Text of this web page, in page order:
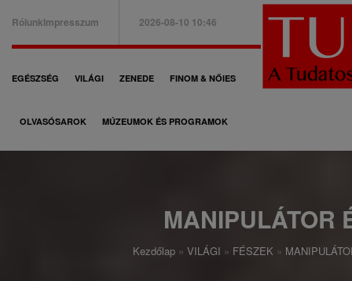
B
a
e
RólunkImpresszum 2026-08-10 10:46
F
ő
EGÉSZSÉG VILÁGI ZENEDE FINOM & NŐIES
OLVASÓSAROK MÚZEUMOK ÉS PROGRAMOK
MANIPULÁTOR
Kezdőlap VILÁGI FÉSZEK